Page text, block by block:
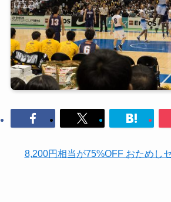
8,200円相当が75%OFF おためし